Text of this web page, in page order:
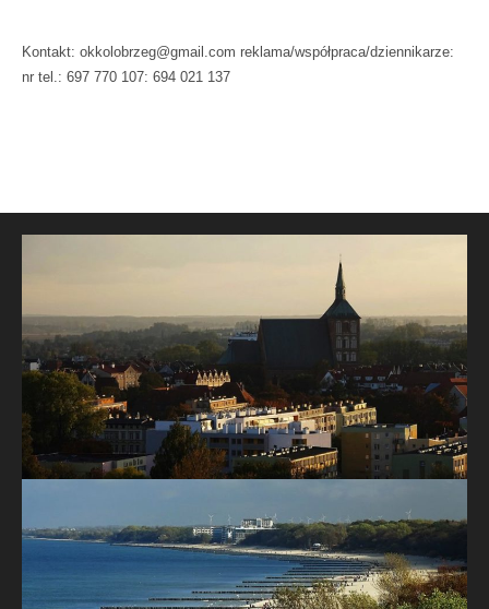
Kontakt: okkolobrzeg@gmail.com reklama/współpraca/dziennikarze:
nr tel.: 697 770 107: 694 021 137